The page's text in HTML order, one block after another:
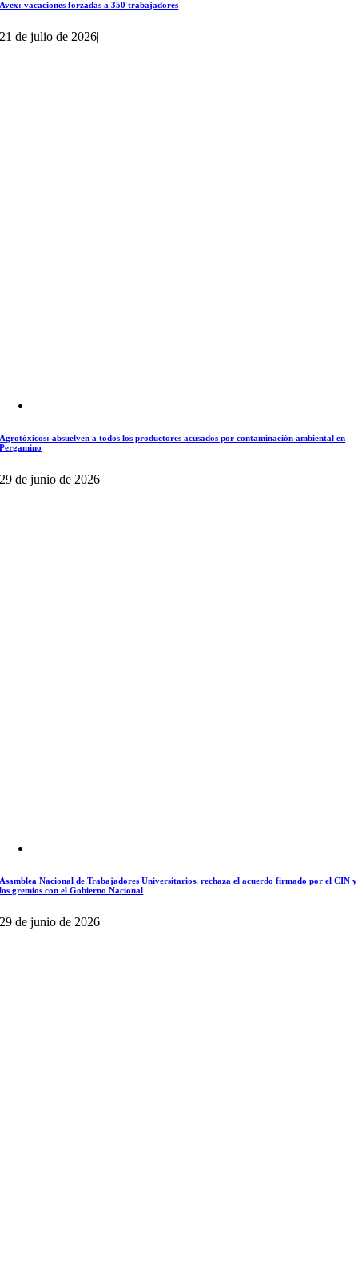
Avex: vacaciones forzadas a 350 trabajadores
21 de julio de 2026|
Agrotóxicos: absuelven a todos los productores acusados por contaminación ambiental en
Pergamino
29 de junio de 2026|
Asamblea Nacional de Trabajadores Universitarios, rechaza el acuerdo firmado por el CIN y
los gremios con el Gobierno Nacional
29 de junio de 2026|